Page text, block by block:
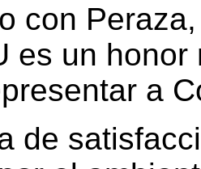
con
es un
a
de